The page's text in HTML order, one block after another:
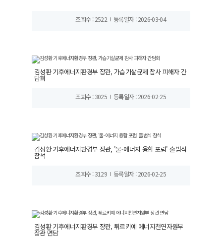
조회수 : 2522 등록일자 : 2026-03-04
김성환 기후에너지환경부 장관, 가습기살균제 참사 피해자 간
담회
조회수 : 3025 등록일자 : 2026-02-25
김성환 기후에너지환경부 장관, '물-에너지 융합 포럼' 출범식
참석
조회수 : 3129 등록일자 : 2026-02-25
김성환 기후에너지환경부 장관, 튀르키예 에너지천연자원부
장관 면담